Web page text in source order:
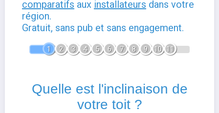
comparatifs aux installateurs dans votre
région.
Gratuit, sans pub et sans engagement.
1 2 3 4 5 6 7 8 9 10 11
Quelle est l'inclinaison de
votre toit ?